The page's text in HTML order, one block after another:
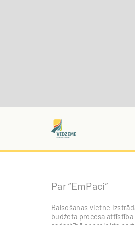
Par “EmPaci”
Balsošanas vietne
budžeta procesa